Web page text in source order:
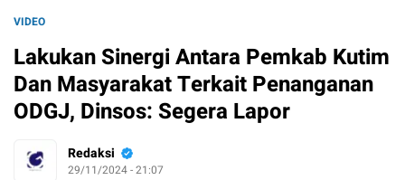
VIDEO
Lakukan Sinergi Antara Pemkab Kutim
Dan Masyarakat Terkait Penanganan
ODGJ, Dinsos: Segera Lapor
Redaksi
29/11/2024 - 21:07